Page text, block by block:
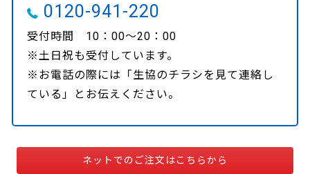
0120-941-220
受付時間 10：00～20：00
※土日祝も受付しています。
※お電話の際には「生協のチラシを見て連絡し
ている」とお伝えください。
ネットでのご注文はこちらから